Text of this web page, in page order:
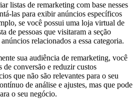
listas de remarketing com base nesses
las para exibir anúncios específicos
se você possui uma loja virtual de
de pessoas que visitaram a seção
relacionados a essa categoria.
sua audiência de remarketing, você
de conversão e reduzir custos
que não são relevantes para o seu
de análise e ajustes, mas que pode
o seu negócio.